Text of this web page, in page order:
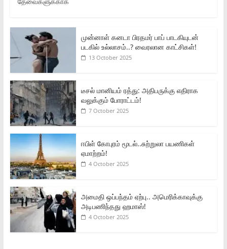
முன்னாள் கனடா பிரதமர் பாப் பாடகியுடன்
படகில் உல்லாசம்..? வைரலான காட்சிகள்!
13 October 2025
டீசல் மானியம் ரத்து: அதிபருக்கு எதிராக
வலுக்கும் போராட்டம்!
7 October 2025
ஈபிள் கோபுரம் மூடல்..சுற்றுலா பயணிகள்
ஏமாற்றம்!
4 October 2025
அமைதி ஒப்பந்தம் ஏற்பு.. அமெரிக்காவுக்கு
அடிபணிந்தது ஹமாஸ்!
4 October 2025